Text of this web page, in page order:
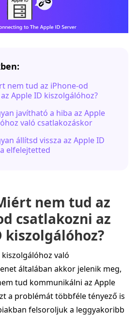
nem tud az iPhone-od
Apple ID kiszolgálóhoz?
javítható a hiba az Apple
való csatlakozáskor
állítsd vissza az Apple ID
elfelejtetted
nem tud az
csatlakozni az
kiszolgálóhoz?
kiszolgálóhoz való
általában akkor jelenik meg,
tud kommunikálni az Apple
a problémát többféle tényező is
felsoroljuk a leggyakoribb